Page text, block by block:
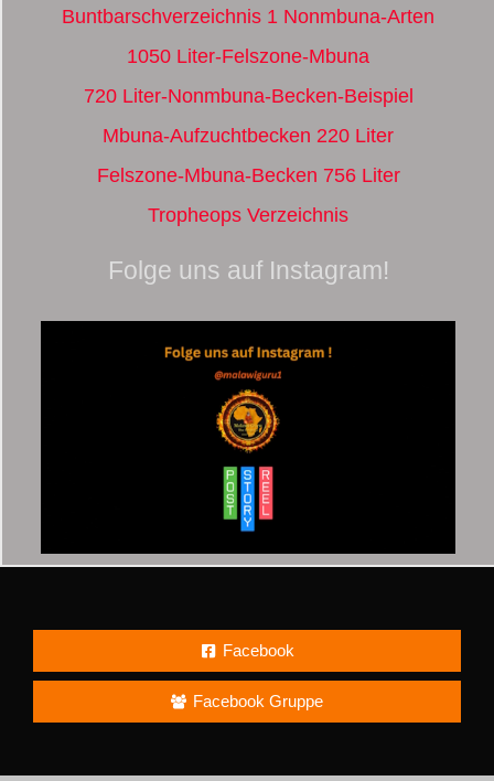
Buntbarschverzeichnis 1 Nonmbuna-Arten
1050 Liter-Felszone-Mbuna
720 Liter-Nonmbuna-Becken-Beispiel
Mbuna-Aufzuchtbecken 220 Liter
Felszone-Mbuna-Becken 756 Liter
Tropheops Verzeichnis
Folge uns auf Instagram!
Facebook
Facebook Gruppe